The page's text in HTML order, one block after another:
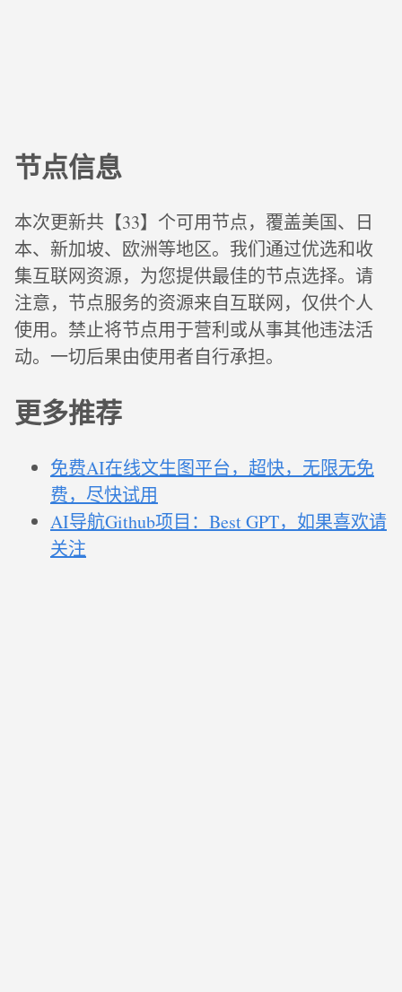
节点信息
本次更新共【33】个可用节点，覆盖美国、日
本、新加坡、欧洲等地区。我们通过优选和收
集互联网资源，为您提供最佳的节点选择。请
注意，节点服务的资源来自互联网，仅供个人
使用。禁止将节点用于营利或从事其他违法活
动。一切后果由使用者自行承担。
更多推荐
免费AI在线文生图平台，超快，无限无免
费，尽快试用
AI导航Github项目：Best GPT，如果喜欢请
关注